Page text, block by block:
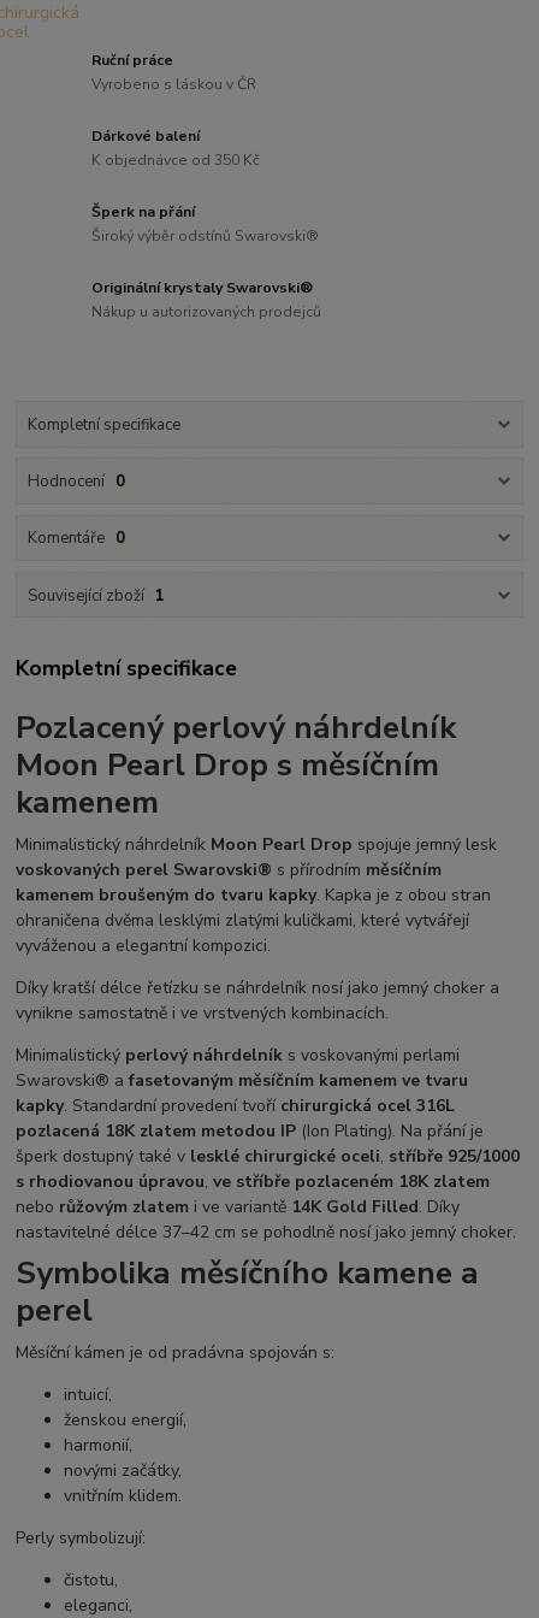
Ruční práce
Vyrobeno s láskou v ČR
Dárkové balení
K objednávce od 350 Kč
Šperk na přání
Široký výběr odstínů Swarovski®
Originální krystaly Swarovski®
Nákup u autorizovaných prodejců
Kompletní specifikace
Hodnocení 0
Komentáře 0
Související zboží 1
Kompletní specifikace
Pozlacený perlový náhrdelník
Moon Pearl Drop s měsíčním
kamenem
Minimalistický náhrdelník Moon Pearl Drop spojuje jemný lesk
voskovaných perel Swarovski® s přírodním měsíčním
kamenem broušeným do tvaru kapky. Kapka je z obou stran
ohraničena dvěma lesklými zlatými kuličkami, které vytvářejí
vyváženou a elegantní kompozici.
Díky kratší délce řetízku se náhrdelník nosí jako jemný choker a
vynikne samostatně i ve vrstvených kombinacích.
Minimalistický perlový náhrdelník s voskovanými perlami
Swarovski® afasetovaným měsíčním kamenem ve tvaru
kapky. Standardní provedení tvoří chirurgická ocel 316L
pozlacená 18K zlatem metodou IP (Ion Plating). Na přání je
šperk dostupný také v lesklé chirurgické oceli, stříbře 925/1000
s rhodiovanou úpravou,ve stříbře pozlaceném 18K zlatem
nebo růžovým zlatem i ve variantě 14K Gold Filled. Díky
nastavitelné délce 37–42 cm se pohodlně nosí jako jemný choker.
Symbolika měsíčního kamene a
perel
Měsíční kámen je od pradávna spojován s:
intuicí,
ženskou energií,
harmonií,
novými začátky,
vnitřním klidem.
Perly symbolizují:
čistotu,
eleganci,